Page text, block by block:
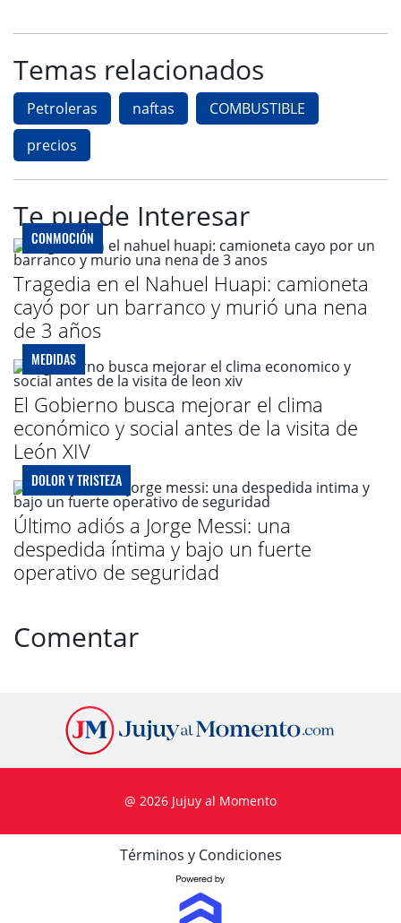
Temas relacionados
Petroleras naftas
COMBUSTIBLE
precios
Te puede Interesar
CONMOCIÓN
Tragedia en el Nahuel Huapi: camioneta
cayó por un barranco y murió una nena
de 3 años
MEDIDAS
El Gobierno busca mejorar el clima
económico y social antes de la visita de
León XIV
DOLOR Y TRISTEZA
Último adiós a Jorge Messi: una
despedida íntima y bajo un fuerte
operativo de seguridad
Comentar
@ 2026 Jujuy al Momento
Términos y Condiciones